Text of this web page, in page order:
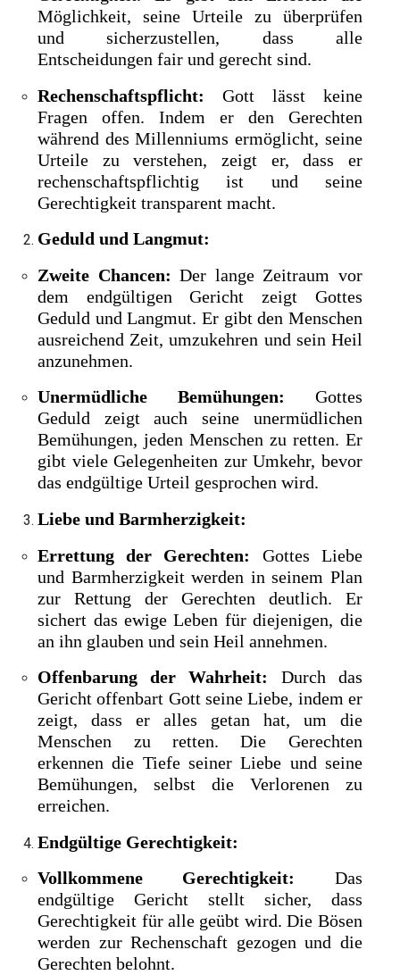
Möglichkeit, seine Urteile zu überprüfen
und sicherzustellen, dass alle
Entscheidungen fair und gerecht sind.
Rechenschaftspflicht: Gott lässt keine
Fragen offen. Indem er den Gerechten
während des Millenniums ermöglicht, seine
Urteile zu verstehen, zeigt er, dass er
rechenschaftspflichtig ist und seine
Gerechtigkeit transparent macht.
Geduld und Langmut:
Zweite Chancen: Der lange Zeitraum vor
dem endgültigen Gericht zeigt Gottes
Geduld und Langmut. Er gibt den Menschen
ausreichend Zeit, umzukehren und sein Heil
anzunehmen.
Unermüdliche Bemühungen: Gottes
Geduld zeigt auch seine unermüdlichen
Bemühungen, jeden Menschen zu retten. Er
gibt viele Gelegenheiten zur Umkehr, bevor
das endgültige Urteil gesprochen wird.
Liebe und Barmherzigkeit:
Errettung der Gerechten:
Gottes Liebe
und Barmherzigkeit werden in seinem Plan
zur Rettung der Gerechten deutlich. Er
sichert das ewige Leben für diejenigen, die
an ihn glauben und sein Heil annehmen.
Offenbarung der Wahrheit:
Durch das
Gericht offenbart Gott seine Liebe, indem er
zeigt, dass er alles getan hat, um die
Menschen zu retten. Die Gerechten
erkennen die Tiefe seiner Liebe und seine
Bemühungen, selbst die Verlorenen zu
erreichen.
Endgültige Gerechtigkeit:
Vollkommene Gerechtigkeit:
Das
endgültige Gericht stellt sicher, dass
Gerechtigkeit für alle geübt wird. Die Bösen
werden zur Rechenschaft gezogen und die
Gerechten belohnt.